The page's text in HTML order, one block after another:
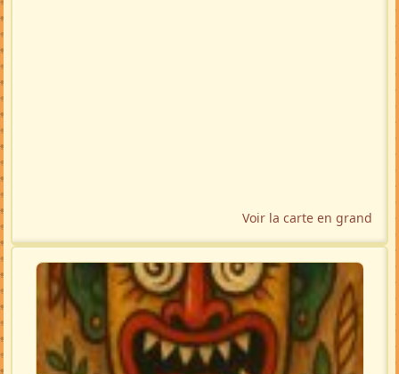
Voir la carte en grand